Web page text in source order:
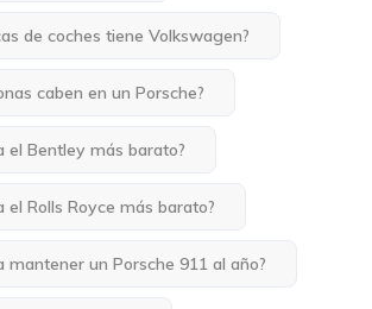
de coches tiene Volkswagen?
caben en un Porsche?
el Bentley más barato?
el Rolls Royce más barato?
mantener un Porsche 911 al año?